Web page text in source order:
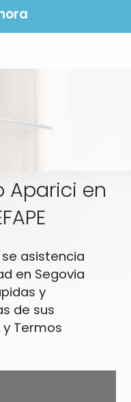
Aparici en
se asistencia
en Segovia
y
de sus
Termos